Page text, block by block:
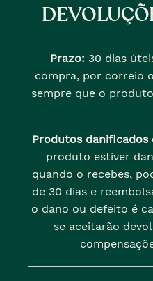
Prazo: 30 dias
compra, por correio
sempre que o
Produtos danificados
produto estiver
quando o recebes,
de 30 dias e
o dano ou defeito é
se aceitarão